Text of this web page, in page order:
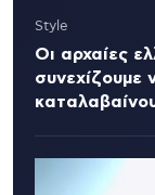
Style
Οι αρχαίες
συνεχίζουμε